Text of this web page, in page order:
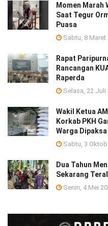
Momen Marah
Saat Tegur
Puasa
Sabtu, 8 Maret
Rapat
Rancangan
Raperda
Selasa, 22 Juli
Wakil Ketua
Korkab PKH
Warga
Sabtu, 3
Dua Tahun
Sekarang
Senin, 4 Mei